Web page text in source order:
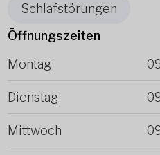
Schlafstörungen
Öffnungszeiten
Montag
Dienstag
Mittwoch